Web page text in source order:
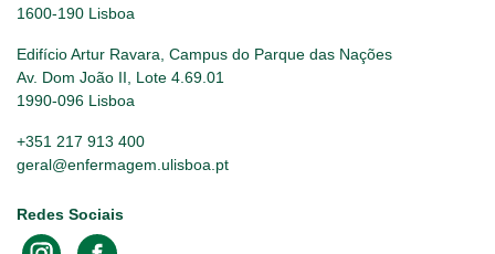
1600-190 Lisboa
Edifício Artur Ravara, Campus do Parque das Nações
Av. Dom João II, Lote 4.69.01
1990-096 Lisboa
+351 217 913 400
geral@enfermagem.ulisboa.pt
Redes Sociais